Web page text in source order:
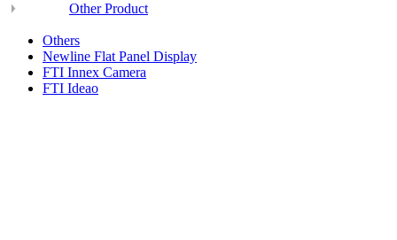
Other Product
Others
Newline Flat Panel Display
FTI Innex Camera
FTI Ideao